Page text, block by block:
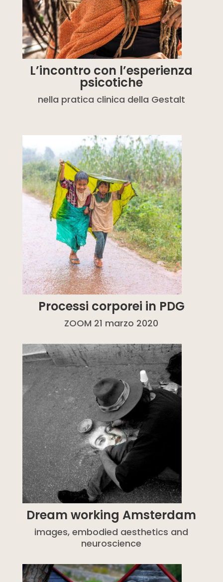
L’incontro con l’esperienza
psicotiche
nella pratica clinica della Gestalt
Processi corporei in PDG
ZOOM 21 marzo 2020
Dream working Amsterdam
images, embodied aesthetics and
neuroscience